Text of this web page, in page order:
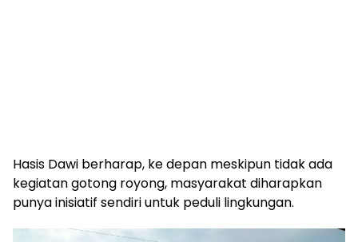
Hasis Dawi berharap, ke depan meskipun tidak ada
kegiatan gotong royong, masyarakat diharapkan
punya inisiatif sendiri untuk peduli lingkungan.